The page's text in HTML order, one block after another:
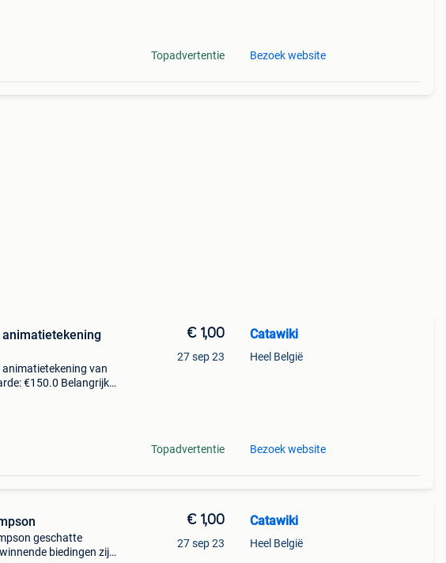
Topadvertentie Bezoek website
animatietekening van
€150.0 Belangrijk:
€ 1,00
27 sep 23
Topadvertentie
Catawiki
Heel België
Bezoek website
geschatte
biedingen zijn
€ 1,00
27 sep 23
Catawiki
Heel België